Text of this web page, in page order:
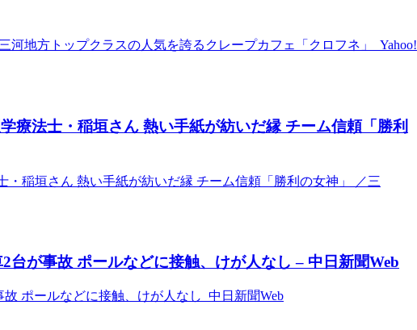
河地方トップクラスの人気を誇るクレープカフェ「クロフネ」 Yahoo!
療法士・稲垣さん 熱い手紙が紡いだ縁 チーム信頼「勝利
・稲垣さん 熱い手紙が紡いだ縁 チーム信頼「勝利の女神」 ／三
台が事故 ポールなどに接触、けが人なし – 中日新聞Web
ポールなどに接触、けが人なし 中日新聞Web